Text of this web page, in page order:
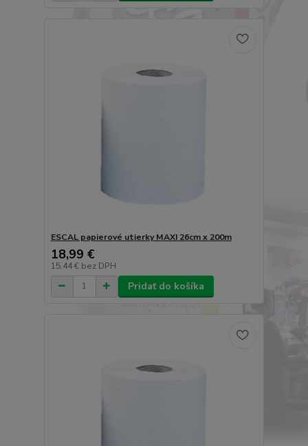
ESCAL papierové utierky MAXI 26cm x 200m
18,99 €
15,44 € bez DPH
Pridať do košíka